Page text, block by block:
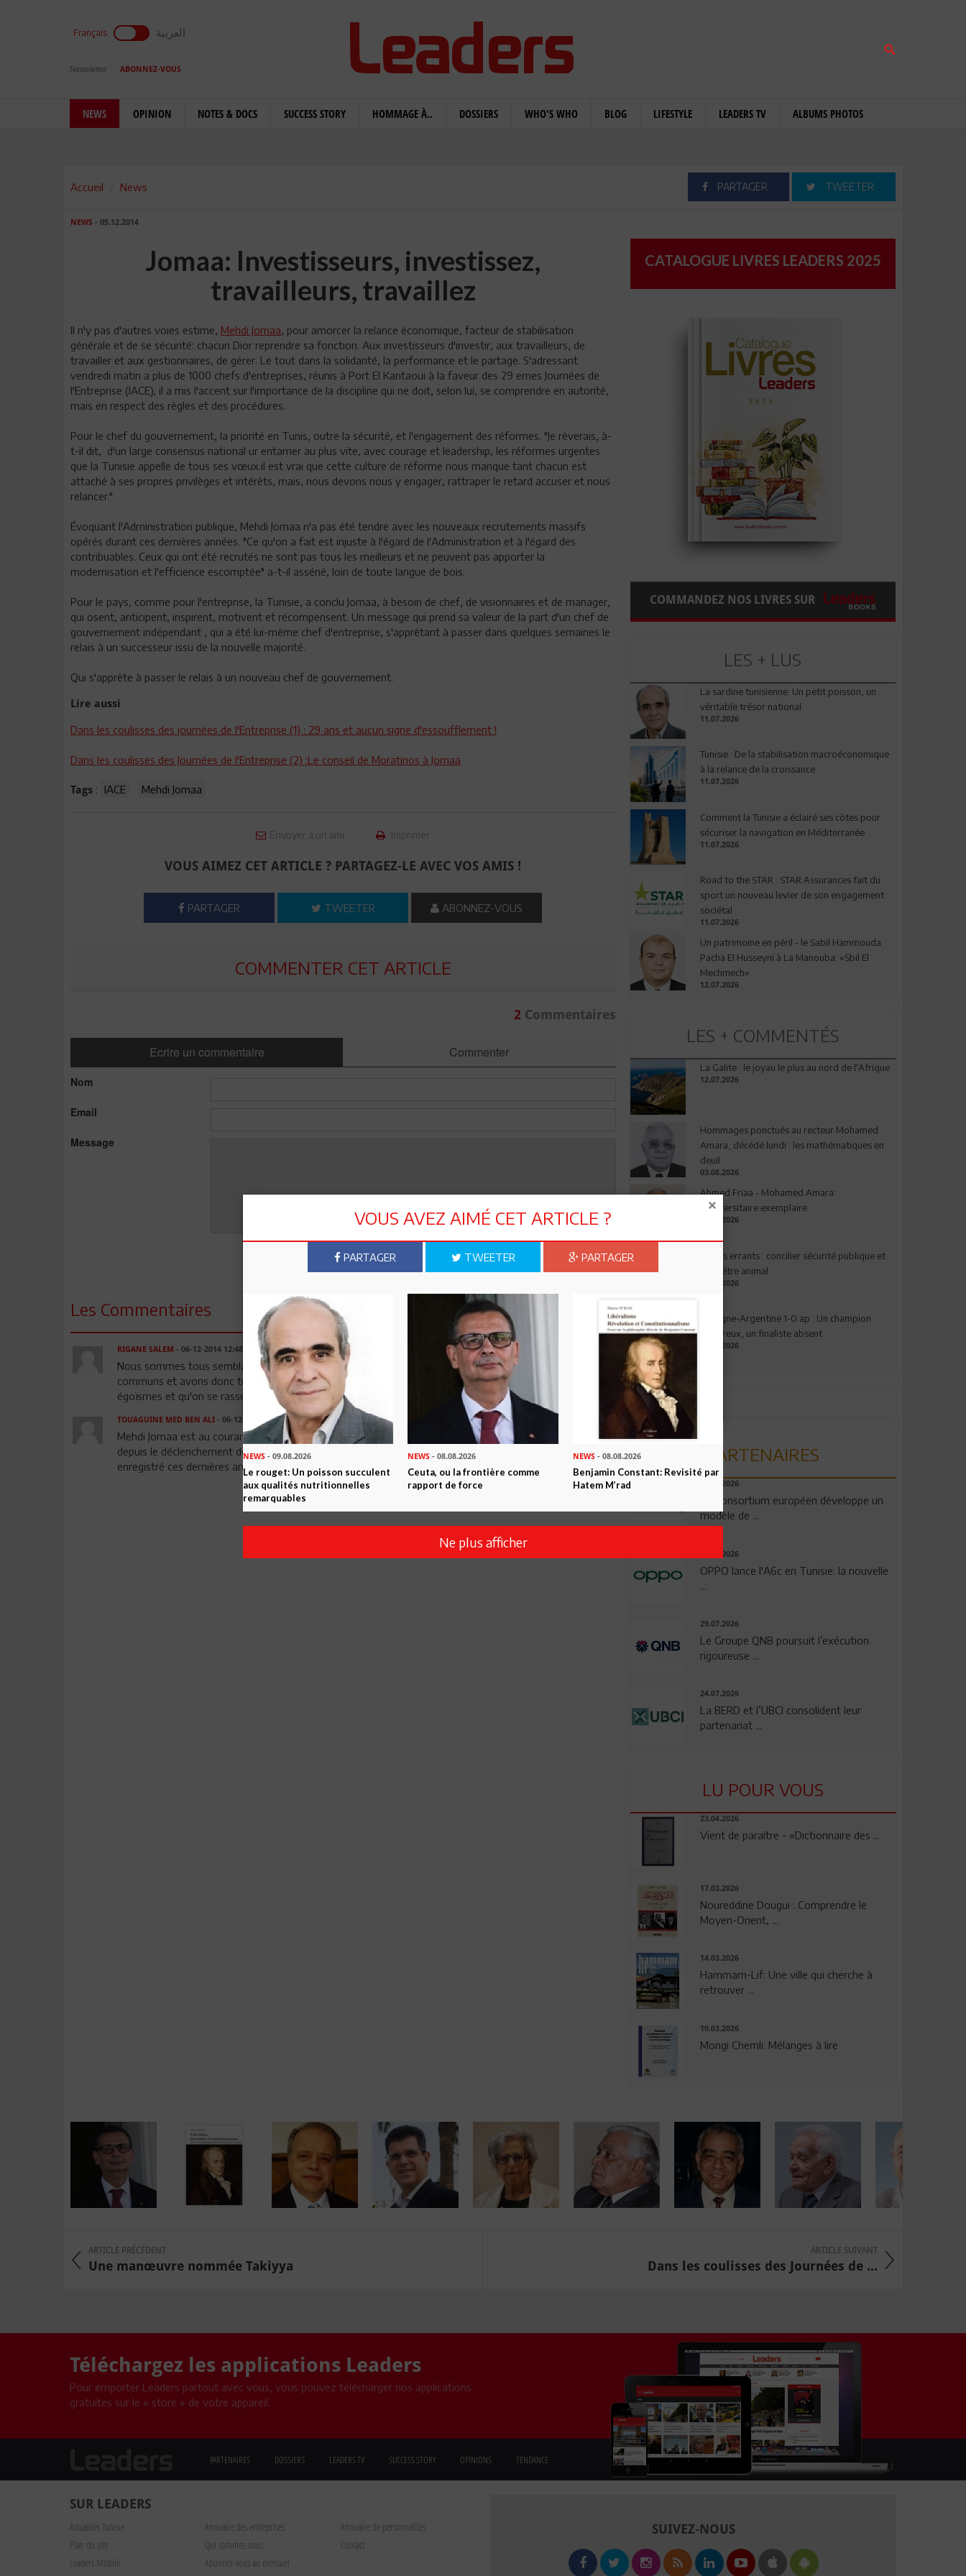
Français العربية
Newsletter ABONNEZ-VOUS
NEWS OPINION NOTES & DOCS SUCCESS STORY HOMMAGE À.. DOSSIERS WHO'S WHO BLOG LIFESTYLE LEADERS TV ALBUMS PHOTOS
Accueil News PARTAGER TWEETER
NEWS - 05.12.2014
Jomaa: Investisseurs, investissez,
travailleurs, travaillez
Il n'y pas d'autres voies estime, Mehdi Jomaa, pour amorcer la relance économique, facteur de stabilisation
générale et de se sécurité: chacun Dior reprendre sa fonction. Aux investisseurs d'investir, aux travailleurs, de
travailler et aux gestionnaires, de gérer. Le tout dans la solidarité, la performance et le partage. S'adressant
vendredi matin a plus de 1000 chefs d'entreprises, réunis à Port El Kantaoui à la faveur des 29 emes Journées de
l'Entreprise (IACE), il a mis l'accent sur l'importance de la discipline qui ne doit, selon lui, se comprendre en autorité,
mais en respect des règles et des procédures.
Pour le chef du gouvernement, la priorité en Tunis, outre la sécurité, et l'engagement des réformes. "Je rêverais, à-
t-il dit, d'un large consensus national ur entamer au plus vite, avec courage et leadership, les réformes urgentes
que la Tunisie appelle de tous ses vœux.il est vrai que cette culture de réforme nous manque tant chacun est
attaché à ses propres privilèges et intérêts, mais, nous devons nous y engager, rattraper le retard accuser et nous
relancer."
Évoquant l'Administration publique, Mehdi Jomaa n'a pas été tendre avec les nouveaux recrutements massifs
opérés durant ces dernières années. "Ce qu'on a fait est injuste à l'égard de l'Administration et à l'égard des
contribuables. Ceux qui ont été recrutés ne sont pas tous les meilleurs et ne peuvent pas apporter la
modernisation et l'efficience escomptée" a-t-il asséné, loin de toute langue de bois.
Pour le pays, comme pour l'entreprise, la Tunisie, a conclu Jomaa, à besoin de chef, de visionnaires et de manager,
qui osent, anticipent, inspirent, motivent et récompensent. Un message qui prend sa valeur de la part d'un chef de
gouvernement indépendant , qui a été lui-même chef d'entreprise, s'apprêtant à passer dans quelques semaines le
relais à un successeur issu de la nouvelle majorité.
Qui s'apprête à passer le relais à un nouveau chef de gouvernement.
Lire aussi
Dans les coulisses des journées de l'Entreprise (1) : 29 ans et aucun signe d'essoufflement !
Dans les coulisses des Journées de l'Entreprise (2) :Le conseil de Moratinos à Jomaa
Tags : IACE Mehdi Jomaa
Envoyer à un ami Imprimer
VOUS AIMEZ CET ARTICLE ? PARTAGEZ-LE AVEC VOS AMIS !
PARTAGER TWEETER ABONNEZ-VOUS
COMMENTER CET ARTICLE
2Commentaires
Ecrire un commentaire Commenter
Nom
Email
Message
Envoyer
Les Commentaires
RIGANE SALEM - 06-12-2014 12:48
Nous sommes tous semblables et en même temps tous différents. Nous avons tous des intérêts
communs et avons donc tous besoin les uns des autres. La sagesse implique qu'on délaisse nos
égoïsmes et qu'on se rassemble tous avec toutes nos forces pour une TUNISIE rapidement prospère.
TOUAGUINE MED BEN ALI- 06-12-2014 18:10
Mehdi Jomaa est au courant de la rétrogradation que connait le pays dans le domaine le plus sensible
depuis le déclenchement de ladite révolution ,il insiste de multiplier la production pour rattraper le retard
enregistré ces dernières années ou la politique à pris place de l'économie .
CATALOGUE LIVRES LEADERS 2025
COMMANDEZ NOS LIVRES SUR
LES + LUS
La sardine tunisienne: Un petit poisson, un
véritable trésor national
11.07.2026
Tunisie : De la stabilisation macroéconomique
à la relance de la croissance
11.07.2026
Comment la Tunisie a éclairé ses côtes pour
sécuriser la navigation en Méditerranée
11.07.2026
Road to the STAR : STAR Assurances fait du
sport un nouveau levier de son engagement
sociétal
11.07.2026
Un patrimoine en péril - le Sabil Hammouda
Pacha El Husseyni à La Manouba: «Sbil El
Mechmech»
12.07.2026
LES + COMMENTÉS
La Galite : le joyau le plus au nord de l'Afrique
12.07.2026
Hommages ponctués au recteur Mohamed
Amara, décédé lundi : les mathématiques en
deuil
03.08.2026
Ahmed Friaa - Mohamed Amara:
l’Universitaire exemplaire
04.08.2026
Chiens errants : concilier sécurité publique et
bien-être animal
17.07.2026
Espagne-Argentine 1-0 ap : Un champion
valeureux, un finaliste absent
19.07.2026
PARTENAIRES
06.08.2026
Un consortium européen développe un
modèle de ...
04.08.2026
OPPO lance l'A6c en Tunisie: la nouvelle
...
29.07.2026
Le Groupe QNB poursuit l’exécution
rigoureuse ...
24.07.2026
La BERD et l’UBCI consolident leur
partenariat ...
LU POUR VOUS
23.04.2026
Vient de paraître - «Dictionnaire des ...
17.03.2026
Noureddine Dougui : Comprendre le
Moyen-Orient, ...
14.03.2026
Hammam-Lif: Une ville qui cherche à
retrouver ...
10.03.2026
Mongi Chemli: Mélanges à lire
ARTICLE PRÉCÉDENT
Une manœuvre nommée Takiyya
ARTICLE SUIVANT
Dans les coulisses des Journées de ...
Téléchargez les applications Leaders
Pour emporter Leaders partout avec vous, vous pouvez télécharger nos applications
gratuites sur le « store » de votre appareil.
PARTENAIRES DOSSIERS LEADERS TV SUCCESS STORY OPINIONS TENDANCE
SUR LEADERS
Actualités Tunisie Annuaire des entreprises
Annuaire de personnalités
Plan du site
Qui sommes nous
Contact
Leaders Mobile
Abonnez-vous au mensuel
SUIVEZ-NOUS
VOUS AVEZ AIMÉ CET ARTICLE ?
PARTAGER TWEETER PARTAGER
NEWS - 09.08.2026
Le rouget: Un poisson succulent
aux qualités nutritionnelles
remarquables
NEWS - 08.08.2026
Ceuta, ou la frontière comme
rapport de force
NEWS- 08.08.2026
Benjamin Constant: Revisité par
Hatem M’rad
Ne plus afficher